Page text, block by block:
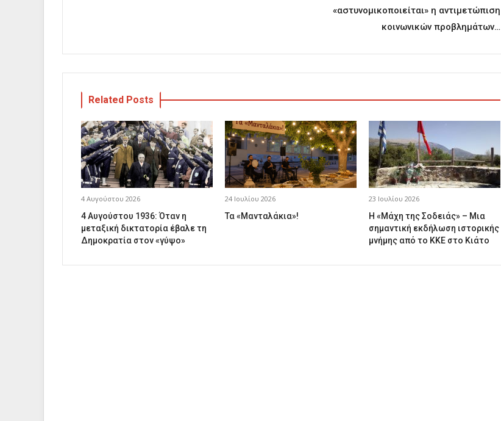
«αστυνομικοποιείται» η αντιμετώπιση
κοινωνικών προβλημάτων…
Related Posts
4 Αυγούστου 2026
4 Αυγούστου 1936: Όταν η
μεταξική δικτατορία έβαλε τη
Δημοκρατία στον «γύψο»
24 Ιουλίου 2026
Τα «Μανταλάκια»!
23 Ιουλίου 2026
Η «Μάχη της Σοδειάς» – Μια
σημαντική εκδήλωση ιστορικής
μνήμης από το ΚΚΕ στο Κιάτο